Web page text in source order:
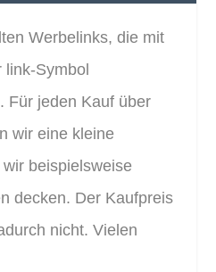
Werbelinks, die mit
Symbol
Für jeden Kauf über
wir eine kleine
beispielsweise
decken. Der Kaufpreis
nicht. Vielen